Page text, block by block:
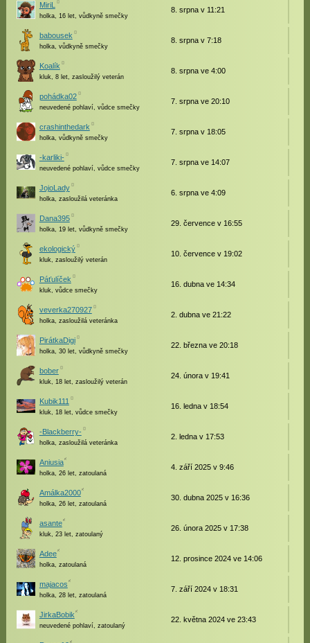
MiriL
holka, 16 let, vůdkyně smečky
8. srpna v 11:21
babousek
holka, vůdkyně smečky
8. srpna v 7:18
Koalík
kluk, 8 let, zasloužilý veterán
8. srpna ve 4:00
pohádka02
neuvedené pohlaví, vůdce smečky
7. srpna ve 20:10
crashinthedark
holka, vůdkyně smečky
7. srpna v 18:05
-karliki-
neuvedené pohlaví, vůdce smečky
7. srpna ve 14:07
JojoLady
holka, zasloužilá veteránka
6. srpna ve 4:09
Dana395
holka, 19 let, vůdkyně smečky
29. července v 16:55
ekologický
kluk, zasloužilý veterán
10. července v 19:02
Páťulíček
kluk, vůdce smečky
16. dubna ve 14:34
veverka270927
holka, zasloužilá veteránka
2. dubna ve 21:22
PirátkaDigi
holka, 30 let, vůdkyně smečky
22. března ve 20:18
bober
kluk, 18 let, zasloužilý veterán
24. února v 19:41
Kubik111
kluk, 18 let, vůdce smečky
16. ledna v 18:54
-Blackberry-
holka, zasloužilá veteránka
2. ledna v 17:53
Aniusia
holka, 26 let, zatoulaná
4. září 2025 v 9:46
Amálka2000
holka, 26 let, zatoulaná
30. dubna 2025 v 16:36
asante
kluk, 23 let, zatoulaný
26. února 2025 v 17:38
Adee
holka, zatoulaná
12. prosince 2024 ve 14:06
majacos
holka, 28 let, zatoulaná
7. září 2024 v 18:31
JirkaBobik
neuvedené pohlaví, zatoulaný
22. května 2024 ve 23:43